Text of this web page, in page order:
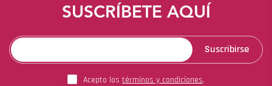
SUSCRÍBETE AQUÍ
Suscribirse
Acepto los términos y condiciones.